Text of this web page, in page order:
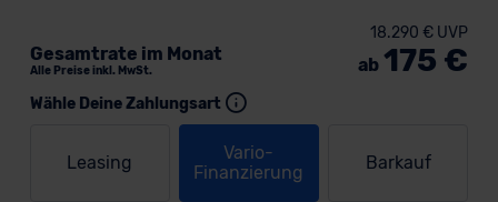
Wähle Deine Zahlungsart
Leasing
Vario-
Finanzierung
Barkauf
Gesamtrate im Monat
Alle Preise inkl. MwSt.
18.290 € UVP
ab 175 €